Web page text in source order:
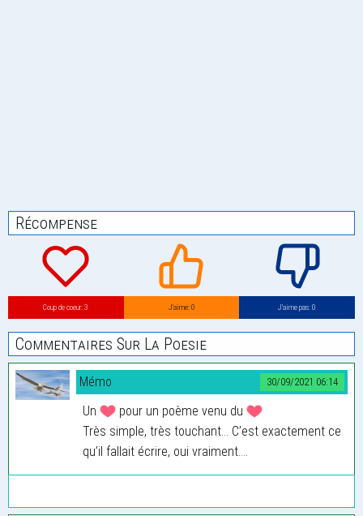
Récompense
Coup de coeur: 3 J’aime: 0 J’aime pas: 0
Commentaires Sur La Poesie
30/09/2021 06:14
Mémo
Un
pour un poème venu du
Très simple, très touchant... C’est exactement ce
qu’il fallait écrire, oui vraiment....